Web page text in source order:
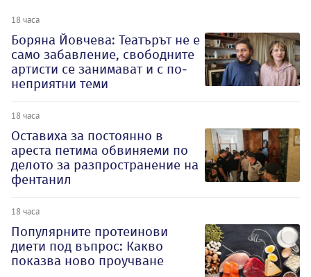
18 часа
Боряна Йовчева: Театърът не е
само забавление, свободните
артисти се занимават и с по-
неприятни теми
18 часа
Оставиха за постоянно в
ареста петима обвиняеми по
делото за разпространение на
фентанил
18 часа
Популярните протеинови
диети под въпрос: Какво
показва ново проучване